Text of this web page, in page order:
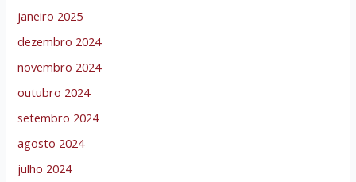
janeiro 2025
dezembro 2024
novembro 2024
outubro 2024
setembro 2024
agosto 2024
julho 2024